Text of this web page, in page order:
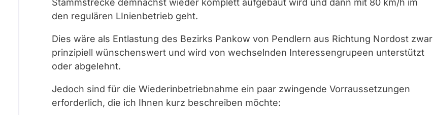
Stammstrecke demnächst wieder komplett aufgebaut wird und dann mit 80 km/h im
den regulären LInienbetrieb geht.
Dies wäre als Entlastung des Bezirks Pankow von Pendlern aus Richtung Nordost zwar
prinzipiell wünschenswert und wird von wechselnden Interessengrupeen unterstützt
oder abgelehnt.
Jedoch sind für die Wiederinbetriebnahme ein paar zwingende Vorraussetzungen
erforderlich, die ich Ihnen kurz beschreiben möchte: